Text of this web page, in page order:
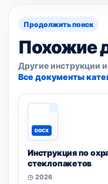
Продолжить поиск
Похожие
Другие инструкции
Все документы
DOCX
Инструкция по
стеклопакетов
◷ 2026